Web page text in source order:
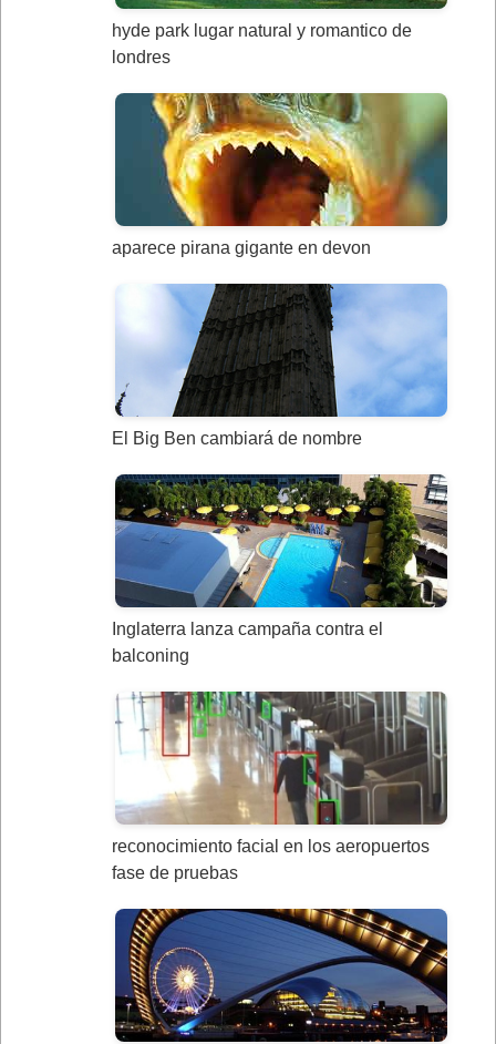
hyde park lugar natural y romantico de
londres
aparece pirana gigante en devon
El Big Ben cambiará de nombre
Inglaterra lanza campaña contra el
balconing
reconocimiento facial en los aeropuertos
fase de pruebas